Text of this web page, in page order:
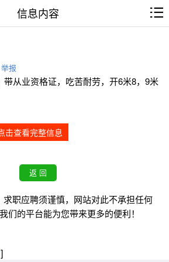
信息内容
举报
带从业资格证，吃苦耐劳，开6米8，9米
击查看完整信息
职应聘须谨慎，网站对此不承担任何
们的平台能为您带来更多的便利！
]